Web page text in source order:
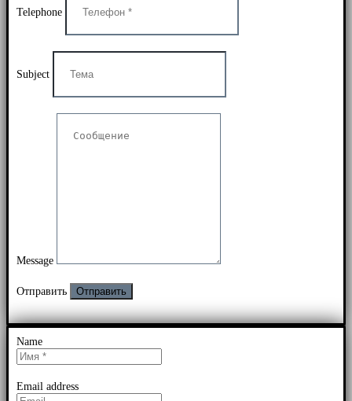
Telephone
Subject
Message
Отправить
Name
Email address